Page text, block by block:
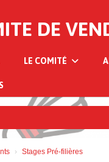
DE
LE COMITÉ
Stages Pré-filières